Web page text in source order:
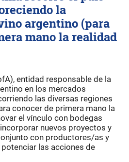
la
argentino (para
mano la realidad
entidad responsable de la
en los mercados
las diversas regiones
conocer de primera mano la
el vínculo con bodegas
nuevos proyectos y
con productores/as y
las acciones de